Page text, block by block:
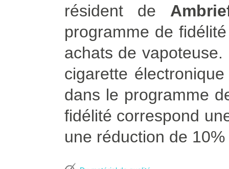
résident de
programme de
achats de
cigarette
dans le programme
fidélité correspond
une réduction de